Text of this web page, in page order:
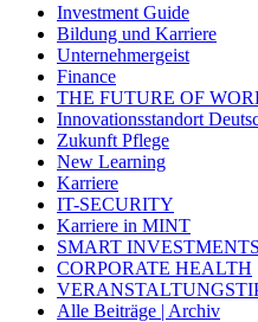
Investment Guide
Bildung und Karriere
Unternehmergeist
Finance
THE FUTURE OF
Innovationsstandort
Zukunft Pflege
New Learning
Karriere
IT-SECURITY
Karriere in MINT
SMART INVESTMENTS
CORPORATE HEALTH
Alle Beiträge | Archiv